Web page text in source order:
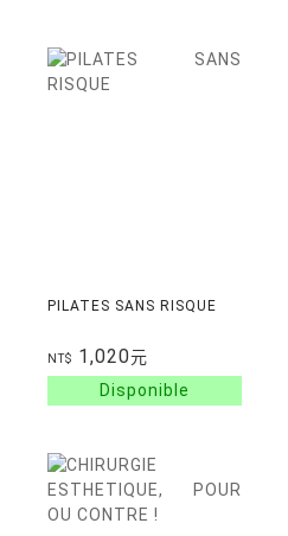
PILATES SANS RISQUE
NT$ 1,020元